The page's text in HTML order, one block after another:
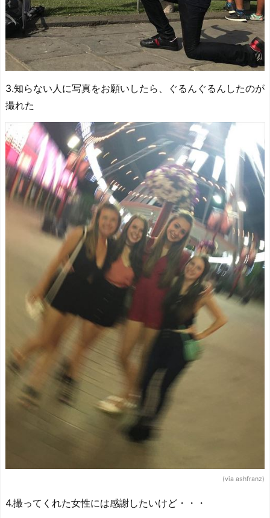
3.知らない人に写真をお願いしたら、ぐるんぐるんしたのが
撮れた
(via ashfranz)
4.撮ってくれた女性には感謝したいけど・・・